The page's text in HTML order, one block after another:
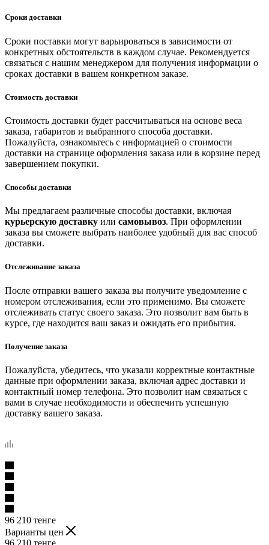
Сроки доставки
Сроки поставки могут варьироваться в зависимости от
конкретных обстоятельств в каждом случае. Рекомендуется
связаться с нашим менеджером для получения информации о
сроках доставки в вашем конкретном заказе.
Стоимость доставки
Стоимость доставки будет рассчитываться на основе веса
заказа, габаритов и выбранного способа доставки.
Пожалуйста, ознакомьтесь с информацией о стоимости
доставки на странице оформления заказа или в корзине перед
завершением покупки.
Способы доставки
Мы предлагаем различные способы доставки, включая
курьерскую доставку или самовывоз. При оформлении
заказа вы сможете выбрать наиболее удобный для вас способ
доставки.
Отслеживание заказа
После отправки вашего заказа вы получите уведомление с
номером отслеживания, если это применимо. Вы сможете
отслеживать статус своего заказа. Это позволит вам быть в
курсе, где находится ваш заказ и ожидать его прибытия.
Получение заказа
Пожалуйста, убедитесь, что указали корректные контактные
данные при оформлении заказа, включая адрес доставки и
контактный номер телефона. Это позволит нам связаться с
вами в случае необходимости и обеспечить успешную
доставку вашего заказа.
96 210 тенге
Варианты цен
96 210 тенге